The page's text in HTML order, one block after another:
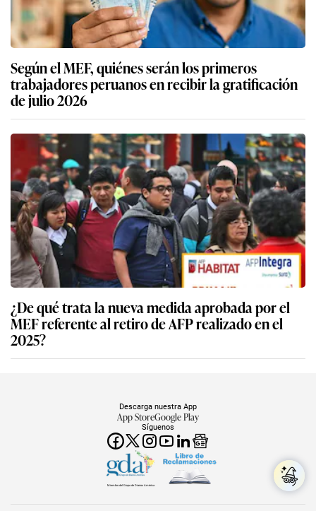
Según el MEF, quiénes serán los primeros
trabajadores peruanos en recibir la gratificación
de julio 2026
¿De qué trata la nueva medida aprobada por el
MEF referente al retiro de AFP realizado en el
2025?
Síguenos
Descarga nuestra App
App StoreGoogle Play
Miembro del Grupo de Diarios América